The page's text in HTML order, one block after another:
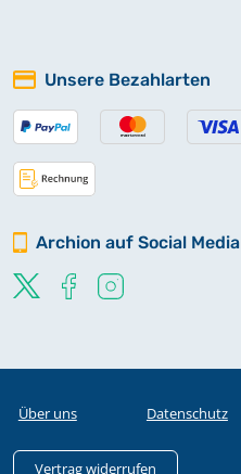
Unsere Bezahlarten
Archion auf Social Media
Über uns Datenschutz
Vertrag widerrufen